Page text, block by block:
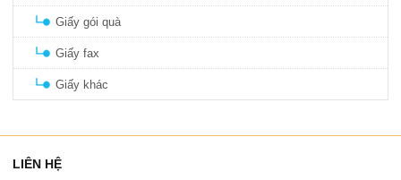
Giấy gói quà
Giấy fax
Giấy khác
LIÊN HỆ